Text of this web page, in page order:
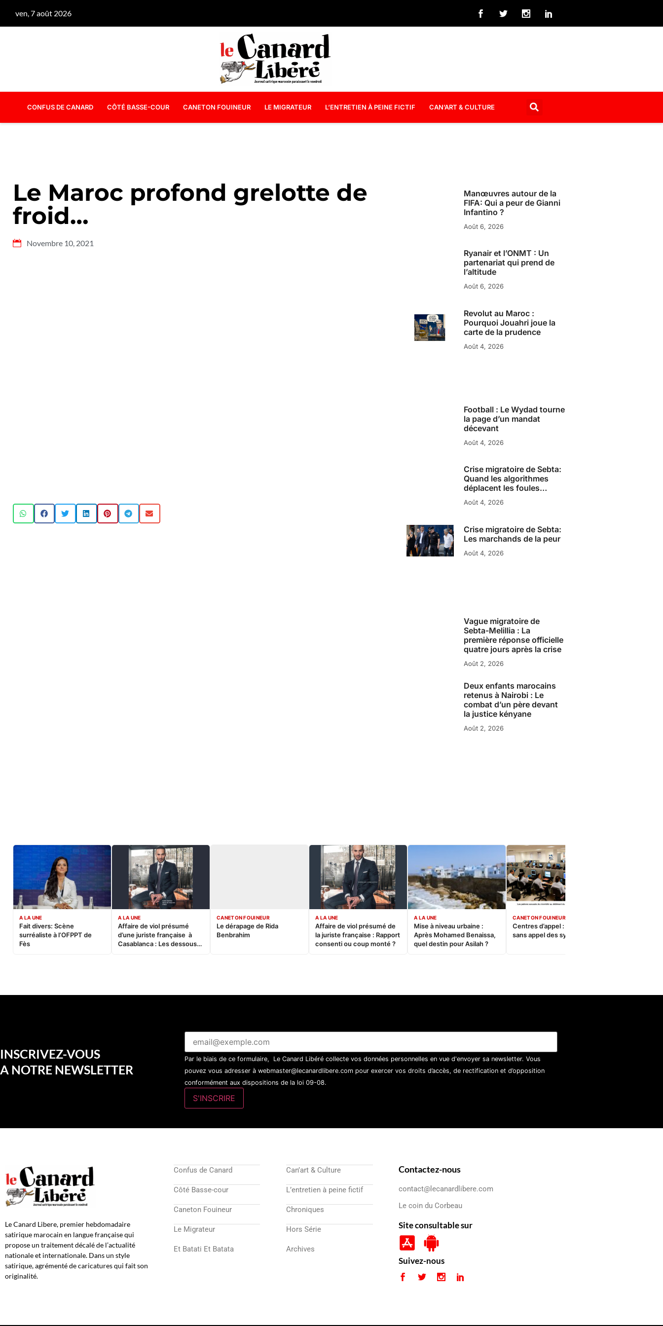
ven, 7 août 2026
CONFUS DE CANARD CÔTÉ BASSE-COUR CANETON FOUINEUR LE MIGRATEUR L’ENTRETIEN À PEINE FICTIF CAN’ART & CULTURE
Le Maroc profond grelotte de
froid…
Novembre 10, 2021
Manœuvres autour de la
FIFA: Qui a peur de Gianni
Infantino ?
Août 6, 2026
Ryanair et l’ONMT : Un
partenariat qui prend de
l’altitude
Août 6, 2026
Revolut au Maroc :
Pourquoi Jouahri joue la
carte de la prudence
Août 4, 2026
Football : Le Wydad tourne
la page d’un mandat
décevant
Août 4, 2026
Crise migratoire de Sebta:
Quand les algorithmes
déplacent les foules…
Août 4, 2026
Crise migratoire de Sebta:
Les marchands de la peur
Août 4, 2026
Vague migratoire de
Sebta-Melillia : La
première réponse officielle
quatre jours après la crise
Août 2, 2026
Deux enfants marocains
retenus à Nairobi : Le
combat d’un père devant
la justice kényane
Août 2, 2026
A LA UNE
Fait divers: Scène
surréaliste à l’OFPPT de
Fès
A LA UNE
Affaire de viol présumé
d’une juriste française à
Casablanca : Les dessous
CANETON FOUINEUR
Le dérapage de Rida
Benbrahim
A LA UNE
Affaire de viol présumé de
la juriste française : Rapport
consenti ou coup monté ?
A LA UNE
Mise à niveau urbaine :
Après Mohamed Benaissa,
quel destin pour Asilah ?
CANETON FOUINEUR
Centres d’appel : Le constat
sans appel des syndicats
INSCRIVEZ-VOUS
A NOTRE NEWSLETTER
Par le biais de ce formulaire, Le Canard Libéré collecte vos données personnelles en vue d'envoyer sa newsletter. Vous
pouvez vous adresser à webmaster@lecanardlibere.com pour exercer vos droits d’accès, de rectification et d’opposition
conformément aux dispositions de la loi 09-08.
Le Canard Libere, premier hebdomadaire
satirique marocain en langue française qui
propose un traitement décalé de l’actualité
nationale et internationale. Dans un style
satirique, agrémenté de caricatures qui fait son
originalité.
Confus de Canard
Côté Basse-cour
Caneton Fouineur
Le Migrateur
Et Batati Et Batata
Can’art & Culture
L’entretien à peine fictif
Chroniques
Hors Série
Archives
Contactez-nous
contact@lecanardlibere.com
Le coin du Corbeau
Site consultable sur
Suivez-nous